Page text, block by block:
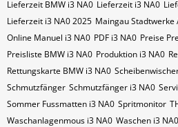
Lieferzeit BMW i3 NA0 Lieferzeit i3 NA0
Lieferzeit i3 NA0 2025 Maingau Stadtwerke
Online Manuel i3 NA0 PDF i3 NA0 Preise
Preisliste BMW i3 NA0 Produktion i3 NA0
Rettungskarte BMW i3 NA0
Schmutzfänger Schmutzfänger i3 NA0
Sommer Fussmatten i3 NA0 Spritmonitor
Waschanlagenmous i3 NA0 Waschen i3 NA0